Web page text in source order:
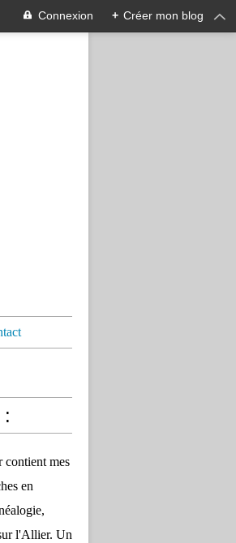
Connexion + Créer mon blog
contient mes
en
l'Allier. Un